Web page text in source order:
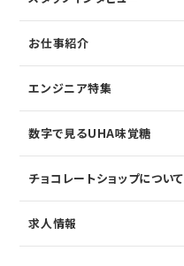
お仕事紹介
エンジニア特集
数字で見るUHA味覚糖
チョコレートショップについて
求人情報